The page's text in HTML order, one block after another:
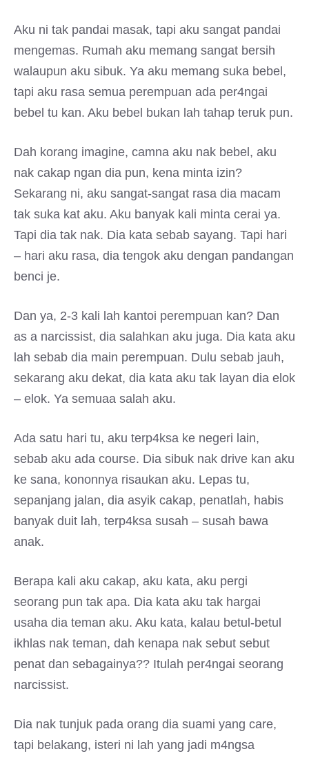
Aku ni tak pandai masak, tapi aku sangat pandai
mengemas. Rumah aku memang sangat bersih
walaupun aku sibuk. Ya aku memang suka bebel,
tapi aku rasa semua perempuan ada per4ngai
bebel tu kan. Aku bebel bukan lah tahap teruk pun.
Dah korang imagine, camna aku nak bebel, aku
nak cakap ngan dia pun, kena minta izin?
Sekarang ni, aku sangat-sangat rasa dia macam
tak suka kat aku. Aku banyak kali minta cerai ya.
Tapi dia tak nak. Dia kata sebab sayang. Tapi hari
– hari aku rasa, dia tengok aku dengan pandangan
benci je.
Dan ya, 2-3 kali lah kantoi perempuan kan? Dan
as a narcissist, dia salahkan aku juga. Dia kata aku
lah sebab dia main perempuan. Dulu sebab jauh,
sekarang aku dekat, dia kata aku tak layan dia elok
– elok. Ya semuaa salah aku.
Ada satu hari tu, aku terp4ksa ke negeri lain,
sebab aku ada course. Dia sibuk nak drive kan aku
ke sana, kononnya risaukan aku. Lepas tu,
sepanjang jalan, dia asyik cakap, penatlah, habis
banyak duit lah, terp4ksa susah – susah bawa
anak.
Berapa kali aku cakap, aku kata, aku pergi
seorang pun tak apa. Dia kata aku tak hargai
usaha dia teman aku. Aku kata, kalau betul-betul
ikhlas nak teman, dah kenapa nak sebut sebut
penat dan sebagainya?? Itulah per4ngai seorang
narcissist.
Dia nak tunjuk pada orang dia suami yang care,
tapi belakang, isteri ni lah yang jadi m4ngsa